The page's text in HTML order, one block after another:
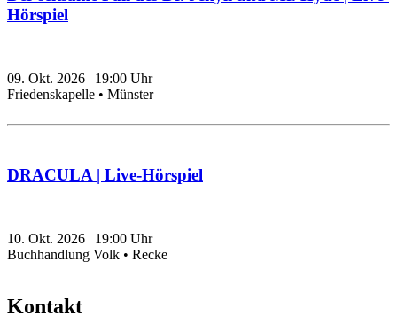
Hörspiel
09. Okt. 2026 | 19:00 Uhr
Friedenskapelle • Münster
DRACULA | Live-Hörspiel
10. Okt. 2026 | 19:00 Uhr
Buchhandlung Volk • Recke
Kontakt